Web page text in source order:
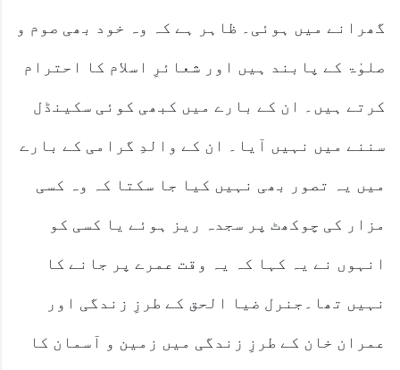
گھرانے میں ہوئی۔ ظاہر ہے کہ وہ خود بھی صوم و
صلوٰۃ کے پابند ہیں اور شعائرِ اسلام کا احترام
کرتے ہیں۔ ان کے بارے میں کبھی کوئی سکینڈل
سننے میں نہیں آیا۔ ان کے والدِ گرامی کے بارے
میں یہ تصور بھی نہیں کیا جا سکتا کہ وہ کسی
مزار کی چوکھٹ پر سجدہ ریز ہوئے یا کسی کو
انہوں نے یہ کہا کہ یہ وقت عمرے پر جانے کا
نہیں تھا۔جنرل ضیا الحق کے طرزِ زندگی اور
عمران خان کے طرزِ زندگی میں زمین و آسمان کا